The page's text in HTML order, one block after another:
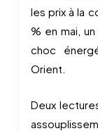
les prix à la
% en mai,
choc
Orient.
Deux